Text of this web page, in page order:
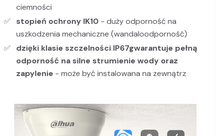
ciemności
stopień ochrony IK10 - duży odporność na
uszkodzenia mechaniczne (wandaloodporność)
dzięki klasie szczelności IP67gwarantuje pełną
odporność na silne strumienie wody oraz
zapylenie - może być instalowana na zewnątrz